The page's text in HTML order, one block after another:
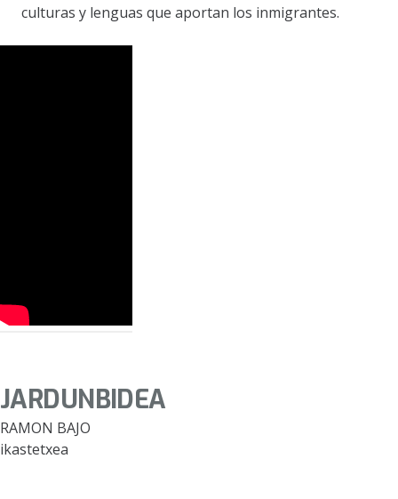
culturas y lenguas que aportan los inmigrantes.
JARDUNBIDEA
RAMON BAJO
ikastetxea